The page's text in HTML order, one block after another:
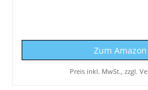
Zum
Preis inkl. MwSt., zzgl.